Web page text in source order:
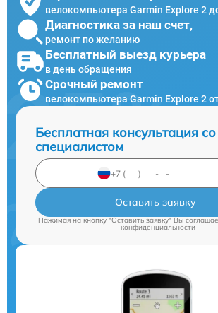
велокомпьютера Garmin Explore 2
Диагностика за наш счет,
ремонт по желанию
Бесплатный выезд курьера
в день обращения
Срочный ремонт
велокомпьютера Garmin Explore 2
Бесплатная консультация со
специалистом
Оставить заявку
Нажимая на кнопку "Оставить заявку" Вы
конфиденциальности